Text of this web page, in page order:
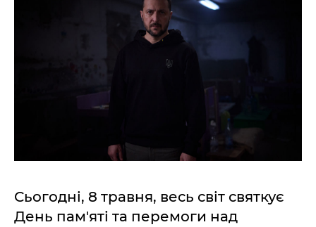
Сьогодні, 8 травня, весь світ святкує
День пам'яті та перемоги над